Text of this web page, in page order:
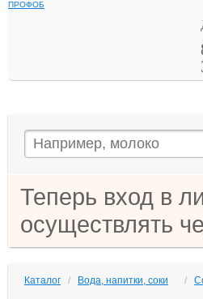
ПРОФОБ
Теперь вход в
осуществлять
Каталог / Вода, напитки, соки /